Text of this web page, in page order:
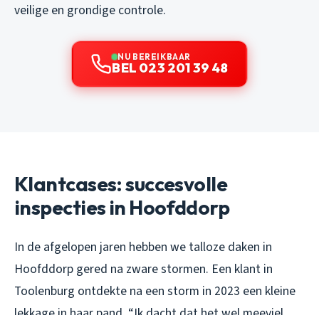
veilige en grondige controle.
NU BEREIKBAAR
BEL 023 201 39 48
Klantcases: succesvolle
inspecties in Hoofddorp
In de afgelopen jaren hebben we talloze daken in
Hoofddorp gered na zware stormen. Een klant in
Toolenburg ontdekte na een storm in 2023 een kleine